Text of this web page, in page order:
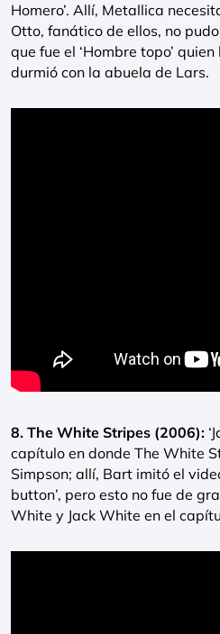
Homero’. Allí, Metallica
Otto, fanático de ellos, no
que fue el ‘Hombre topo’
durmió con la abuela de Lars.
8. The White Stripes (2006):
capítulo en donde The White
Simpson; allí, Bart imitó el
button’, pero esto no fue de
White y Jack White en el